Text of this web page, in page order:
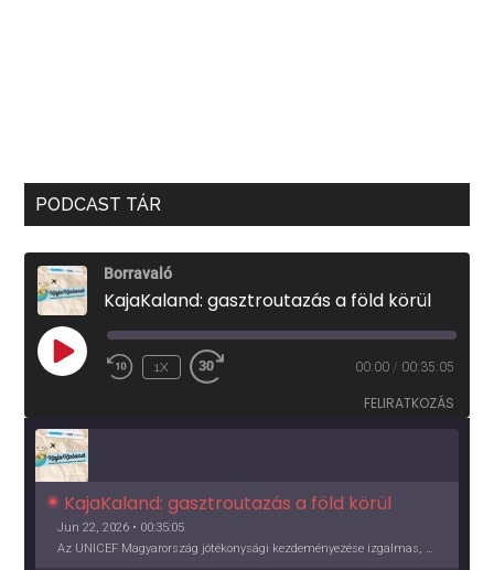
PODCAST TÁR
Borravaló
KajaKaland: gasztroutazás a föld körül
PLAY
EPISODE
1X 00:00 / 00:35:05
FELIRATKOZÁS
KajaKaland: gasztroutazás a föld körül
Jun 22, 2026 • 00:35:05
Az UNICEF Magyarország jótékonysági kezdeményezése izgalmas, egész éves világkörüli ízutazásra hív, igazi családi program és gasztroedukáció, illetve segítség a rászorulóknak is egyben.